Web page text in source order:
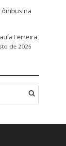
ônibus na
Ferreira,
de 2026